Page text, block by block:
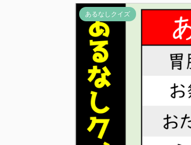
あるなしクイズ